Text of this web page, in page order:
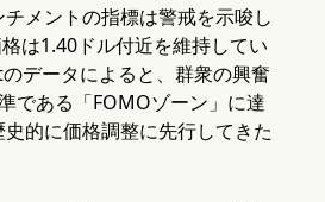
メントの指標は警戒を示唆し
は1.40ドル付近を維持してい
データによると、群衆の興奮
である「FOMOゾーン」に達
的に価格調整に先行してきた